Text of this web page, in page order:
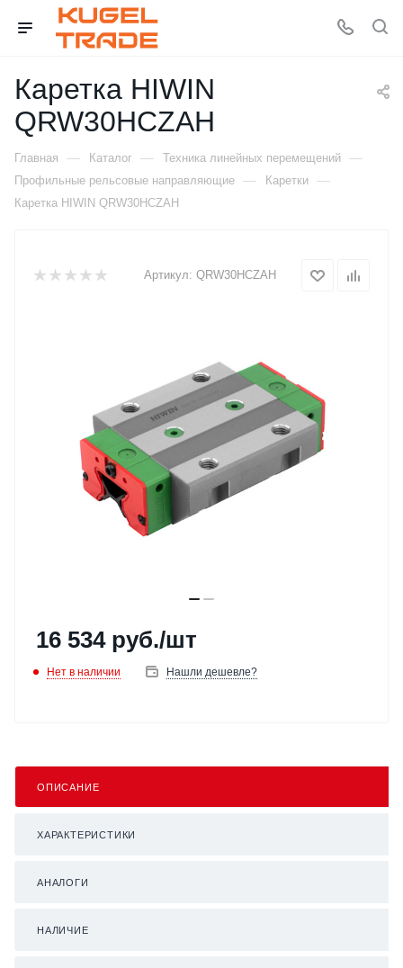
Каретка HIWIN
QRW30HCZAH
Главная — Каталог — Техника линейных перемещений —
Профильные рельсовые направляющие — Каретки —
Каретка HIWIN QRW30HCZAH
Артикул: QRW30HCZAH
16 534руб./шт
Нет в наличии Нашли дешевле?
ОПИСАНИЕ
ХАРАКТЕРИСТИКИ
АНАЛОГИ
НАЛИЧИЕ